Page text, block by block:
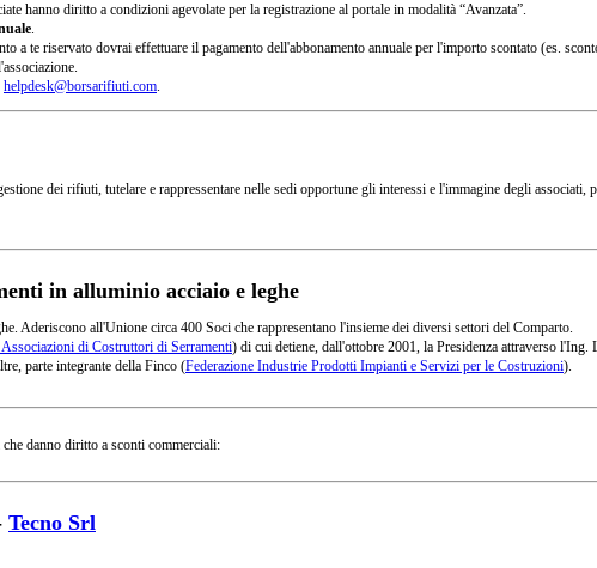
hanno diritto a condizioni agevolate per la registrazione al portale in modalità “Avanzata”.
.
a te riservato dovrai effettuare il pagamento dell'abbonamento annuale per l'importo scontato (es.
helpdesk@borsarifiuti.com.
dei rifiuti, tutelare e rappressentare nelle sedi opportune gli interessi e l'immagine degli
in alluminio acciaio e leghe
Aderiscono all'Unione circa 400 Soci che rappresentano l'insieme dei diversi settori del Comparto.
Associazioni di Costruttori di Serramenti) di cui detiene, dall'ottobre 2001, la Presidenza attraverso
parte integrante della Finco (Federazione Industrie Prodotti Impianti e Servizi per le Costruzioni).
danno diritto a sconti commerciali:
Tecno Srl